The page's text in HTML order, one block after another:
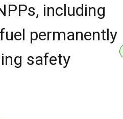
including
permanently
safety